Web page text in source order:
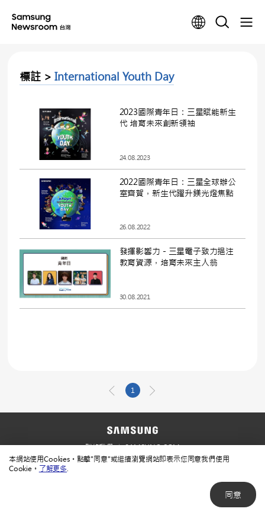
本網站使用Cookies。點擊"同意"或繼續瀏覽網站即表示您同意我們使用
Cookie。 了解更多
同意
標註 > International Youth Day
2023國際青年日：三星賦能新生
代 培育未來創新領袖
24.08.2023
2022國際青年日：三星全球辦公
室齊賀，新生代躍升鎂光燈焦點
26.08.2022
發揮影響力－三星電子致力挹注
教育資源，培育未來主人翁
30.08.2021
1
聯絡我們
SAMSUNG.COM
使用規範
隱私規範